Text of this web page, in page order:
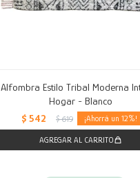
Alfombra Estilo Tribal Moderna
Hogar - Blanco
$ 542 $ 619 12